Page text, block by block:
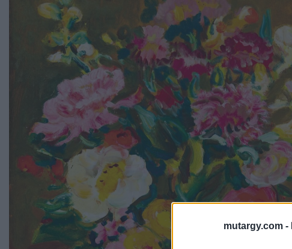
mutargy.com -